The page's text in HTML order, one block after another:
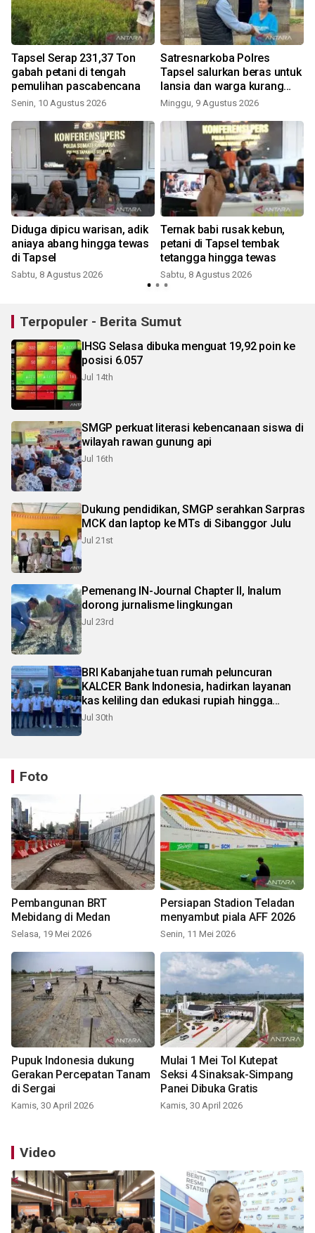
Tapsel Serap 231,37 Ton
gabah petani di tengah
pemulihan pascabencana
Senin, 10 Agustus 2026
Satresnarkoba Polres
Tapsel salurkan beras untuk
lansia dan warga kurang
mampu
Minggu, 9 Agustus 2026
Diduga dipicu warisan, adik
aniaya abang hingga tewas
di Tapsel
Sabtu, 8 Agustus 2026
Ternak babi rusak kebun,
petani di Tapsel tembak
tetangga hingga tewas
Sabtu, 8 Agustus 2026
Terpopuler - Berita Sumut
IHSG Selasa dibuka menguat 19,92 poin ke
posisi 6.057
Jul 14th
SMGP perkuat literasi kebencanaan siswa di
wilayah rawan gunung api
Jul 16th
Dukung pendidikan, SMGP serahkan Sarpras
MCK dan laptop ke MTs di Sibanggor Julu
Jul 21st
Pemenang IN-Journal Chapter II, Inalum
dorong jurnalisme lingkungan
Jul 23rd
BRI Kabanjahe tuan rumah peluncuran
KALCER Bank Indonesia, hadirkan layanan
kas keliling dan edukasi rupiah hingga
pelosok Karo
Jul 30th
Foto
Pembangunan BRT
Mebidang di Medan
Selasa, 19 Mei 2026
Persiapan Stadion Teladan
menyambut piala AFF 2026
Senin, 11 Mei 2026
Pupuk Indonesia dukung
Gerakan Percepatan Tanam
di Sergai
Kamis, 30 April 2026
Mulai 1 Mei Tol Kutepat
Seksi 4 Sinaksak-Simpang
Panei Dibuka Gratis
Kamis, 30 April 2026
Video